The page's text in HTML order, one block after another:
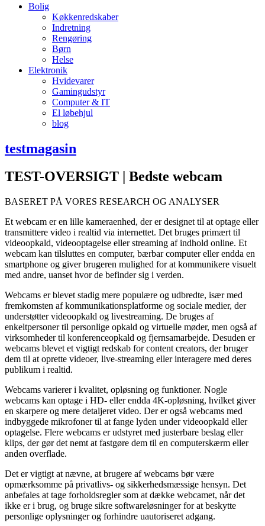
Bolig
Køkkenredskaber
Indretning
Rengøring
Børn
Helse
Elektronik
Hvidevarer
Gamingudstyr
Computer & IT
El løbehjul
blog
testmagasin
TEST-OVERSIGT | Bedste webcam
BASERET PÅ VORES RESEARCH OG ANALYSER
Et webcam er en lille kameraenhed, der er designet til at optage eller
transmittere video i realtid via internettet. Det bruges primært til
videoopkald, videooptagelse eller streaming af indhold online. Et
webcam kan tilsluttes en computer, bærbar computer eller endda en
smartphone og giver brugeren mulighed for at kommunikere visuelt
med andre, uanset hvor de befinder sig i verden.
Webcams er blevet stadig mere populære og udbredte, især med
fremkomsten af kommunikationsplatforme og sociale medier, der
understøtter videoopkald og livestreaming. De bruges af
enkeltpersoner til personlige opkald og virtuelle møder, men også af
virksomheder til konferenceopkald og fjernsamarbejde. Desuden er
webcams blevet et vigtigt redskab for content creators, der bruger
dem til at oprette videoer, live-streaming eller interagere med deres
publikum i realtid.
Webcams varierer i kvalitet, opløsning og funktioner. Nogle
webcams kan optage i HD- eller endda 4K-opløsning, hvilket giver
en skarpere og mere detaljeret video. Der er også webcams med
indbyggede mikrofoner til at fange lyden under videoopkald eller
optagelse. Flere webcams er udstyret med justerbare beslag eller
klips, der gør det nemt at fastgøre dem til en computerskærm eller
anden overflade.
Det er vigtigt at nævne, at brugere af webcams bør være
opmærksomme på privatlivs- og sikkerhedsmæssige hensyn. Det
anbefales at tage forholdsregler som at dække webcamet, når det
ikke er i brug, og bruge sikre softwareløsninger for at beskytte
personlige oplysninger og forhindre uautoriseret adgang.